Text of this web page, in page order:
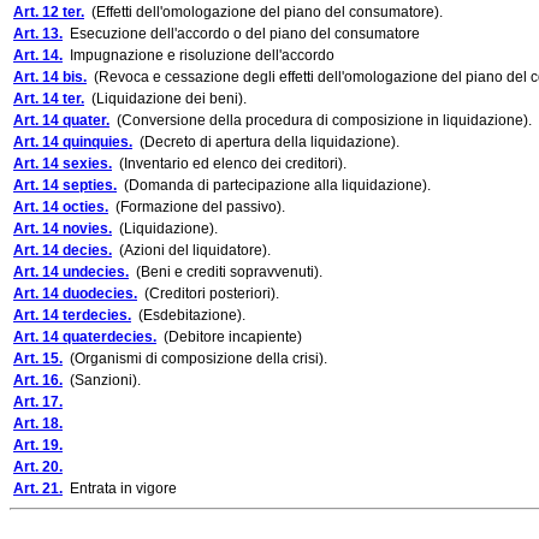
Art. 12 ter. (Effetti dell'omologazione del piano del consumatore).
Art. 13. Esecuzione dell'accordo o del piano del consumatore
Art. 14. Impugnazione e risoluzione dell'accordo
Art. 14 bis. (Revoca e cessazione degli effetti dell'omologazione del piano del
Art. 14 ter. (Liquidazione dei beni).
Art. 14 quater. (Conversione della procedura di composizione in liquidazione).
Art. 14 quinquies. (Decreto di apertura della liquidazione).
Art. 14 sexies. (Inventario ed elenco dei creditori).
Art. 14 septies. (Domanda di partecipazione alla liquidazione).
Art. 14 octies. (Formazione del passivo).
Art. 14 novies. (Liquidazione).
Art. 14 decies. (Azioni del liquidatore).
Art. 14 undecies. (Beni e crediti sopravvenuti).
Art. 14 duodecies. (Creditori posteriori).
Art. 14 terdecies. (Esdebitazione).
Art. 14 quaterdecies. (Debitore incapiente)
Art. 15. (Organismi di composizione della crisi).
Art. 16. (Sanzioni).
Art. 17.
Art. 18.
Art. 19.
Art. 20.
Art. 21. Entrata in vigore